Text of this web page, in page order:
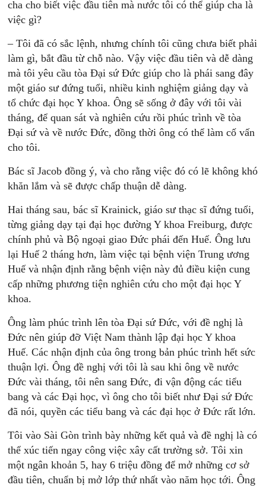
cha cho biết việc đầu tiên mà nước tôi có thể giúp cha là
việc gì?
– Tôi đã có sắc lệnh, nhưng chính tôi cũng chưa biết phải
làm gì, bắt đầu từ chỗ nào. Vậy việc đầu tiên và dễ dàng
mà tôi yêu cầu tòa Đại sứ Đức giúp cho là phái sang đây
một giáo sư đứng tuổi, nhiều kinh nghiệm giảng dạy và
tổ chức đại học Y khoa. Ông sẽ sống ở đây với tôi vài
tháng, để quan sát và nghiên cứu rồi phúc trình về tòa
Đại sứ và về nước Đức, đồng thời ông có thể làm cố vấn
cho tôi.
Bác sĩ Jacob đồng ý, và cho rằng việc đó có lẽ không khó
khăn lắm và sẽ được chấp thuận dễ dàng.
Hai tháng sau, bác sĩ Krainick, giáo sư thạc sĩ đứng tuổi,
từng giảng dạy tại đại học đường Y khoa Freiburg, được
chính phủ và Bộ ngoại giao Đức phái đến Huế. Ông lưu
lại Huế 2 tháng hơn, làm việc tại bệnh viện Trung ương
Huế và nhận định rằng bệnh viện này đủ điều kiện cung
cấp những phương tiện nghiên cứu cho một đại học Y
khoa.
Ông làm phúc trình lên tòa Đại sứ Đức, với đề nghị là
Đức nên giúp đỡ Việt Nam thành lập đại học Y khoa
Huế. Các nhận định của ông trong bản phúc trình hết sức
thuận lợi. Ông đề nghị với tôi là sau khi ông về nước
Đức vài tháng, tôi nên sang Đức, đi vận động các tiểu
bang và các Đại học, vì ông cho tôi biết như Đại sứ Đức
đã nói, quyền các tiểu bang và các đại học ở Đức rất lớn.
Tôi vào Sài Gòn trình bày những kết quả và đề nghị là có
thể xúc tiến ngay công việc xây cất trường sở. Tôi xin
một ngân khoản 5, hay 6 triệu đồng để mở những cơ sở
đầu tiên, chuẩn bị mở lớp thứ nhất vào năm học tới. Ông